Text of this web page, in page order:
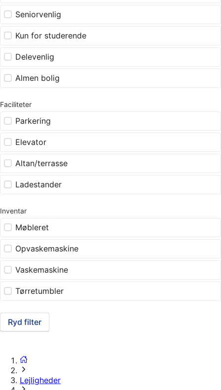
Seniorvenlig
Kun for studerende
Delevenlig
Almen bolig
Faciliteter
Parkering
Elevator
Altan/terrasse
Ladestander
Inventar
Møbleret
Opvaskemaskine
Vaskemaskine
Tørretumbler
Ryd filter
Lejligheder